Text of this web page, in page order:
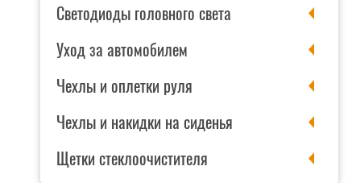
Светодиоды головного света
Уход за автомобилем
Чехлы и оплетки руля
Чехлы и накидки на сиденья
Щетки стеклоочистителя
BI-LED МОДУЛЬ 3.0″ BLACK KING KONG